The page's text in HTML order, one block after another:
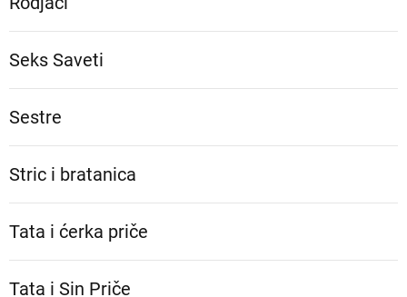
Seks Saveti
Sestre
Stric i bratanica
Tata i ćerka priče
Tata i Sin Priče